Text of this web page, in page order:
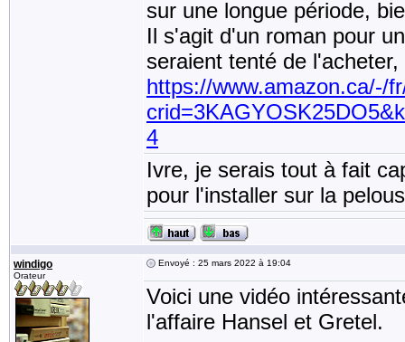
sur une longue période,
Il s'agit d'un roman pour
seraient tenté de
https://www.amazon.ca/-/
4
Ivre, je serais tout à fait
pour l'installer sur la
windigo
Orateur
Envoyé : 25 mars 2022 à 19:04
Voici une vidéo
l'affaire Hansel et Gretel.